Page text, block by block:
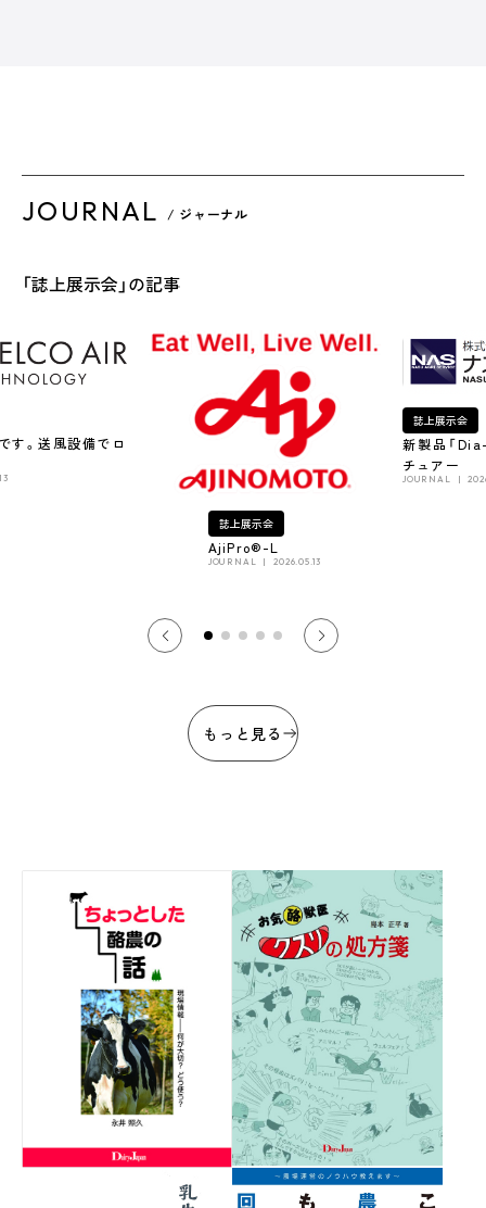
JOURNAL / ジャーナル
「誌上展示会」の記事
す。送風設備でロ
誌上展示会
AjiPro®-L
JOURNAL 2026.05.13
誌上展示会
新製品「
チュアー
JOURNAL
もっと見る